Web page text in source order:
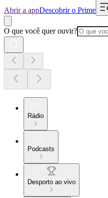
Abrir a appDescobrir o Prime
O que você quer ouvir?
Rádio
Podcasts
Desporto ao vivo